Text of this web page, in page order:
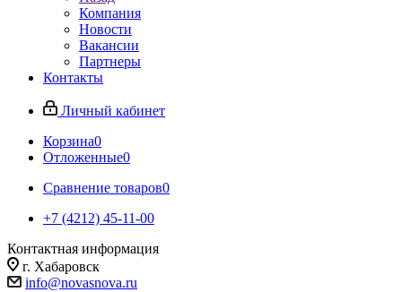
Компания
Новости
Вакансии
Партнеры
Контакты
Личный кабинет
Корзина0
Отложенные0
Сравнение товаров0
+7 (4212) 45-11-00
Контактная информация
г. Хабаровск
info@novasnova.ru